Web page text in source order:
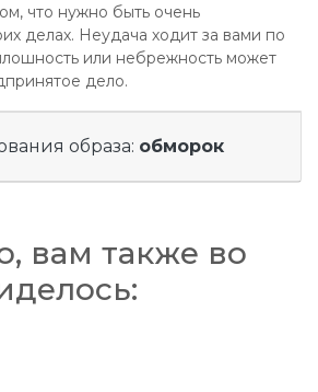
что нужно быть очень
делах. Неудача ходит за вами по
или небрежность может
дело.
образа: обморок
вам также во